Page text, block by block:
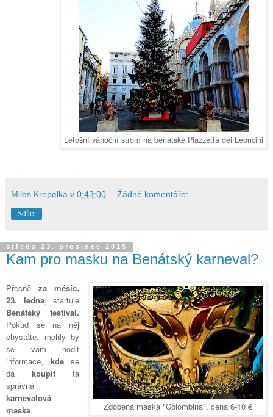
Letošní vánoční strom na benátské Piazzetta dei Leoncini
Milos Krepelka v 0:43:00 Žádné komentáře:
Sdílet
středa 23. prosince 2015
Kam pro masku na Benátský karneval?
Zdobená maska "Colombina", cena 6-10 €
Přesněza měsíc,
23. ledna, startuje
Benátský festival.
Pokud se na něj
chystáte, mohly by
se vám hodit
informace, kdese
dákoupit ta
správná
karnevalová
maska.